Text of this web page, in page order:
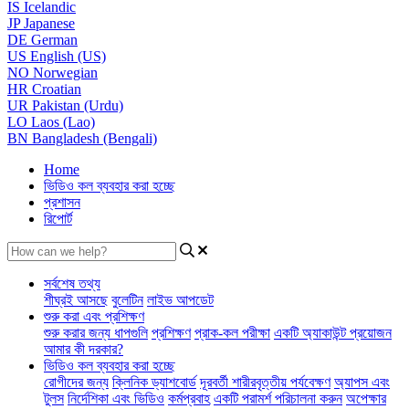
IS Icelandic
JPJapanese
DE German
US English (US)
NO Norwegian
HR Croatian
UR Pakistan (Urdu)
LO Laos (Lao)
BN Bangladesh (Bengali)
Home
ভিডিও কল ব্যবহার করা হচ্ছে
প্রশাসন
রিপোর্ট
সর্বশেষ তথ্য
শীঘ্রই আসছে বুলেটিন লাইভ আপডেট
শুরু করা এবং প্রশিক্ষণ
শুরু করার জন্য ধাপগুলি প্রশিক্ষণ প্রাক-কল পরীক্ষা একটি অ্যাকাউন্ট প্রয়োজন
আমার কী দরকার?
ভিডিও কল ব্যবহার করা হচ্ছে
রোগীদের জন্য ক্লিনিক ড্যাশবোর্ড দূরবর্তী শারীরবৃত্তীয় পর্যবেক্ষণ অ্যাপস এবং
টুলস নির্দেশিকা এবং ভিডিও কর্মপ্রবাহ একটি পরামর্শ পরিচালনা করুন অপেক্ষার